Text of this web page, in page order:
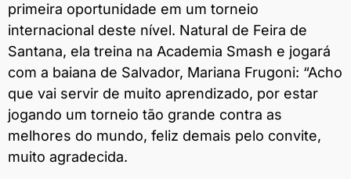
primeira oportunidade em um torneio
internacional deste nível. Natural de Feira de
Santana, ela treina na Academia Smash e jogará
com a baiana de Salvador, Mariana Frugoni: “Acho
que vai servir de muito aprendizado, por estar
jogando um torneio tão grande contra as
melhores do mundo, feliz demais pelo convite,
muito agradecida.